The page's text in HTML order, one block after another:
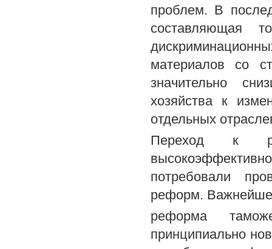
проблем. В
составляющая
материалов со
значительно
хозяйства к
отдельных
Переход к
потребовали
реформ.
реформа
принципиально